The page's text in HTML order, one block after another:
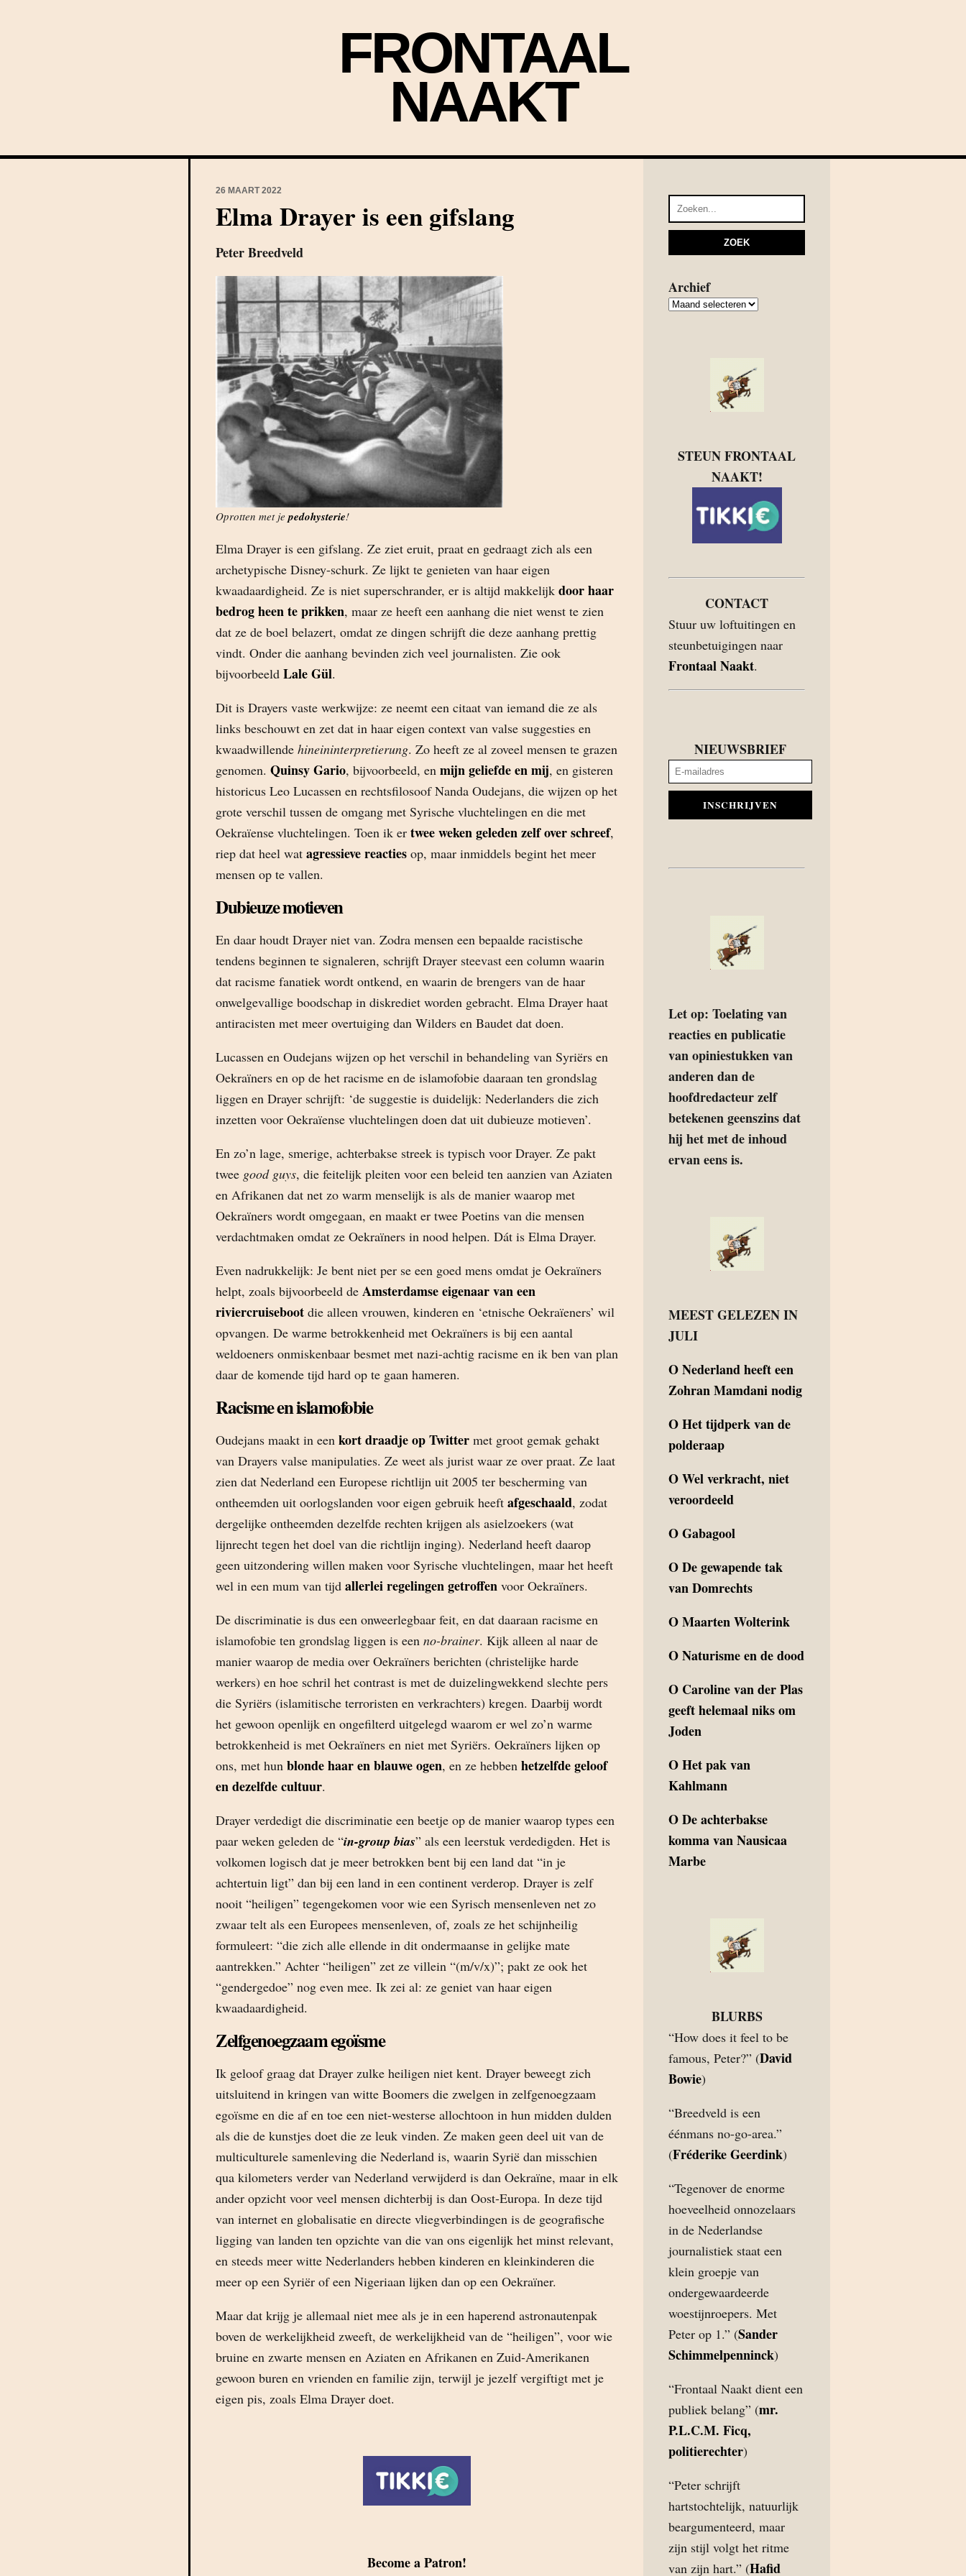
FRONTAAL
NAAKT
26 MAART 2022
Elma Drayer is een gifslang
Peter Breedveld
Oprotten met jepedohysterie!
Elma Drayer is een gifslang. Ze ziet eruit, praat en gedraagt zich als een
archetypische Disney-schurk. Ze lijkt te genieten van haar eigen
kwaadaardigheid. Ze is niet superschrander, er is altijd makkelijk door haar
bedrog heen te prikken, maar ze heeft een aanhang die niet wenst te zien
dat ze de boel belazert, omdat ze dingen schrijft die deze aanhang prettig
vindt. Onder die aanhang bevinden zich veel journalisten. Zie ook
bijvoorbeeld Lale Gül.
Dit is Drayers vaste werkwijze: ze neemt een citaat van iemand die ze als
links beschouwt en zet dat in haar eigen context van valse suggesties en
kwaadwillende hineininterpretierung. Zo heeft ze al zoveel mensen te grazen
genomen. Quinsy Gario, bijvoorbeeld, en mijn geliefde en mij, en gisteren
historicus Leo Lucassen en rechtsfilosoof Nanda Oudejans, die wijzen op het
grote verschil tussen de omgang met Syrische vluchtelingen en die met
Oekraïense vluchtelingen. Toen ik er twee weken geleden zelf over schreef,
riep dat heel wat agressieve reacties op, maar inmiddels begint het meer
mensen op te vallen.
Dubieuze motieven
En daar houdt Drayer niet van. Zodra mensen een bepaalde racistische
tendens beginnen te signaleren, schrijft Drayer steevast een column waarin
dat racisme fanatiek wordt ontkend, en waarin de brengers van de haar
onwelgevallige boodschap in diskrediet worden gebracht. Elma Drayer haat
antiracisten met meer overtuiging dan Wilders en Baudet dat doen.
Lucassen en Oudejans wijzen op het verschil in behandeling van Syriërs en
Oekraïners en op de het racisme en de islamofobie daaraan ten grondslag
liggen en Drayer schrijft: ‘de suggestie is duidelijk: Nederlanders die zich
inzetten voor Oekraïense vluchtelingen doen dat uit dubieuze motieven’.
En zo’n lage, smerige, achterbakse streek is typisch voor Drayer. Ze pakt
twee good guys, die feitelijk pleiten voor een beleid ten aanzien van Aziaten
en Afrikanen dat net zo warm menselijk is als de manier waarop met
Oekraïners wordt omgegaan, en maakt er twee Poetins van die mensen
verdachtmaken omdat ze Oekraïners in nood helpen. Dát is Elma Drayer.
Even nadrukkelijk: Je bent niet per se een goed mens omdat je Oekraïners
helpt, zoals bijvoorbeeld de Amsterdamse eigenaar van een
riviercruiseboot die alleen vrouwen, kinderen en ‘etnische Oekraïeners’ wil
opvangen. De warme betrokkenheid met Oekraïners is bij een aantal
weldoeners onmiskenbaar besmet met nazi-achtig racisme en ik ben van plan
daar de komende tijd hard op te gaan hameren.
Racisme en islamofobie
Oudejans maakt in een kort draadje op Twitter met groot gemak gehakt
van Drayers valse manipulaties. Ze weet als jurist waar ze over praat. Ze laat
zien dat Nederland een Europese richtlijn uit 2005 ter bescherming van
ontheemden uit oorlogslanden voor eigen gebruik heeft afgeschaald, zodat
dergelijke ontheemden dezelfde rechten krijgen als asielzoekers (wat
lijnrecht tegen het doel van die richtlijn inging). Nederland heeft daarop
geen uitzondering willen maken voor Syrische vluchtelingen, maar het heeft
wel in een mum van tijd allerlei regelingen getroffen voor Oekraïners.
De discriminatie is dus een onweerlegbaar feit, en dat daaraan racisme en
islamofobie ten grondslag liggen is een no-brainer. Kijk alleen al naar de
manier waarop de media over Oekraïners berichten (christelijke harde
werkers) en hoe schril het contrast is met de duizelingwekkend slechte pers
die Syriërs (islamitische terroristen en verkrachters) kregen. Daarbij wordt
het gewoon openlijk en ongefilterd uitgelegd waarom er wel zo’n warme
betrokkenheid is met Oekraïners en niet met Syriërs. Oekraïners lijken op
ons, met hun blonde haar en blauwe ogen, en ze hebben hetzelfde geloof
en dezelfde cultuur.
Drayer verdedigt die discriminatie een beetje op de manier waarop types een
paar weken geleden de “in-group bias” als een leerstuk verdedigden. Het is
volkomen logisch dat je meer betrokken bent bij een land dat “in je
achtertuin ligt” dan bij een land in een continent verderop. Drayer is zelf
nooit “heiligen” tegengekomen voor wie een Syrisch mensenleven net zo
zwaar telt als een Europees mensenleven, of, zoals ze het schijnheilig
formuleert: “die zich alle ellende in dit ondermaanse in gelijke mate
aantrekken.” Achter “heiligen” zet ze villein “(m/v/x)”; pakt ze ook het
“gendergedoe” nog even mee. Ik zei al: ze geniet van haar eigen
kwaadaardigheid.
Zelfgenoegzaam egoïsme
Ik geloof graag dat Drayer zulke heiligen niet kent. Drayer beweegt zich
uitsluitend in kringen van witte Boomers die zwelgen in zelfgenoegzaam
egoïsme en die af en toe een niet-westerse allochtoon in hun midden dulden
als die de kunstjes doet die ze leuk vinden. Ze maken geen deel uit van de
multiculturele samenleving die Nederland is, waarin Syrië dan misschien
qua kilometers verder van Nederland verwijderd is dan Oekraïne, maar in elk
ander opzicht voor veel mensen dichterbij is dan Oost-Europa. In deze tijd
van internet en globalisatie en directe vliegverbindingen is de geografische
ligging van landen ten opzichte van die van ons eigenlijk het minst relevant,
en steeds meer witte Nederlanders hebben kinderen en kleinkinderen die
meer op een Syriër of een Nigeriaan lijken dan op een Oekraïner.
Maar dat krijg je allemaal niet mee als je in een haperend astronautenpak
boven de werkelijkheid zweeft, de werkelijkheid van de “heiligen”, voor wie
bruine en zwarte mensen en Aziaten en Afrikanen en Zuid-Amerikanen
gewoon buren en vrienden en familie zijn, terwijl je jezelf vergiftigt met je
eigen pis, zoals Elma Drayer doet.
Become a Patron!
Archief
Archief
STEUN FRONTAAL
NAAKT!
CONTACT
Stuur uw loftuitingen en
steunbetuigingen naar
Frontaal Naakt.
NIEUWSBRIEF
INSCHRIJVEN
Let op: Toelating van
reacties en publicatie
van opiniestukken van
anderen dan de
hoofdredacteur zelf
betekenen geenszins dat
hij het met de inhoud
ervan eens is.
MEEST GELEZEN IN
JULI
ONederland heeft een
Zohran Mamdani nodig
OHet tijdperk van de
polderaap
OWel verkracht, niet
veroordeeld
OGabagool
ODe gewapende tak
van Domrechts
OMaarten Wolterink
ONaturisme en de dood
O Caroline van der Plas
geeft helemaal niks om
Joden
OHet pak van
Kahlmann
ODe achterbakse
komma van Nausicaa
Marbe
BLURBS
“How does it feel to be
famous, Peter?” (David
Bowie)
“Breedveld is een
éénmans no-go-area.”
(Fréderike Geerdink)
“Tegenover de enorme
hoeveelheid onnozelaars
in de Nederlandse
journalistiek staat een
klein groepje van
ondergewaardeerde
woestijnroepers. Met
Peter op 1.” (Sander
Schimmelpenninck)
“Frontaal Naakt dient een
publiek belang” (mr.
P.L.C.M. Ficq,
politierechter)
“Peter schrijft
hartstochtelijk, natuurlijk
beargumenteerd, maar
zijn stijl volgt het ritme
van zijn hart.” (Hafid